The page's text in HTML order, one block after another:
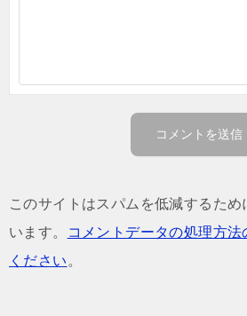
このサイトはスパムを低減するた
います。
コメントデータの処理方
ください 。